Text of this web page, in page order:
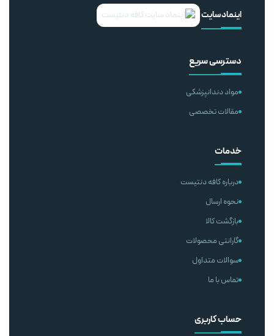
اینماد سایت
دسترسی سریع
مواد دندانپزشکی
مقالات تخصصی
خدمات
درباره کافه دنتیست
نحوه ارسال
بازگشت کالا
گارانتی محصولات
سوالات متداول
تماس با ما
حساب کاربری